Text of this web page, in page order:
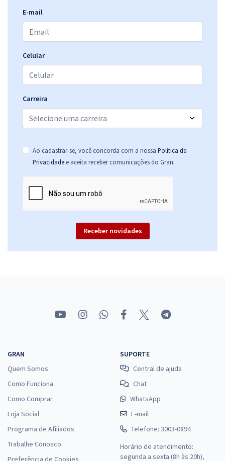
CONTER - Conselho Nacional de Técnicos em Radiologia - Analista
R$ 423,92à vista
Economize R$ 105,98 (-20%)
CONTER - Conselho Nacional de Técnicos em Radiologia - Analista
Técnico/Analista de Supervisão de Fiscalização (Código 402) (Pós-
R$ 478,32
39,86
Economize R$ 119,58 (-20%)
Comprar
ou 12x de
33,32
Conhecimentos Específicos para Assistente
Operacional/Administrativo Geral (Código 200) - Pós-edital
à vista
21,32
Economize R$ 63,96 (-20%)
E-mail
Celular
Carreira
Ao cadastrar-se, você concorda com a nossa Política de
Privacidade e aceita receber comunicações do Gran.
Receber novidades
GRAN
Quem Somos
Como Funciona
Como Comprar
Loja Social
Programa de Afiliados
Trabalhe Conosco
Preferência de Cookies
SUPORTE
Central de ajuda
Chat
WhatsApp
E-mail
Telefone: 3003-0894
Horário de atendimento:
segunda a sexta (8h às 20h),